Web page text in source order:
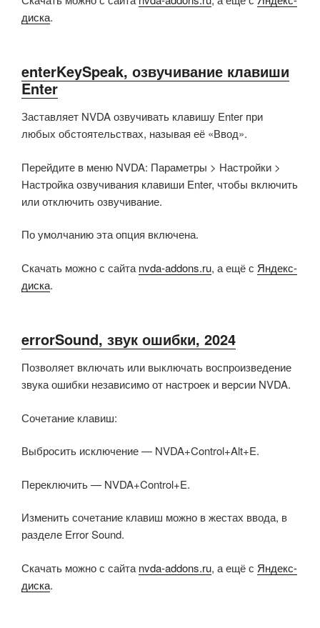
диска.
enterKeySpeak, озвучивание клавиши
Enter
Заставляет NVDA озвучивать клавишу Enter при
любых обстоятельствах, называя её «Ввод».
Перейдите в меню NVDA: Параметры > Настройки >
Настройка озвучивания клавиши Enter, чтобы включить
или отключить озвучивание.
По умолчанию эта опция включена.
Скачать можно с сайта nvda-addons.ru, а ещё с Яндекс-
диска.
errorSound, звук ошибки, 2024
Позволяет включать или выключать воспроизведение
звука ошибки независимо от настроек и версии NVDA.
Сочетание клавиш:
Выбросить исключение — NVDA+Control+Alt+E.
Переключить — NVDA+Control+E.
Изменить сочетание клавиш можно в жестах ввода, в
разделе Error Sound.
Скачать можно с сайта nvda-addons.ru, а ещё с Яндекс-
диска.